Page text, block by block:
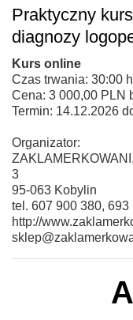
Praktyczny
diagnozy
Kurs online
Czas trwania: 30:00 h
Cena: 3 000,00 PLN
Termin: 14.12.2026
Organizator:
3
95-063 Kobylin
tel. 607 900 380, 693
http://